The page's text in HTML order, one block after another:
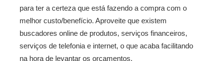
para ter a certeza que está fazendo a compra com o
melhor custo/benefício. Aproveite que existem
buscadores online de produtos, serviços financeiros,
serviços de telefonia e internet, o que acaba facilitando
na hora de levantar os orçamentos.